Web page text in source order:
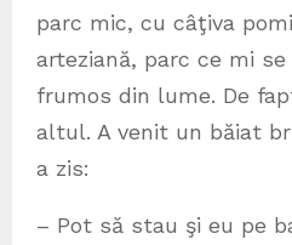
parc mic, cu câţiva
arteziană, parc ce mi
frumos din lume. De
altul. A venit un băiat
a zis:
– Pot să stau şi eu pe